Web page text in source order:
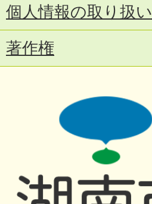
個人情報の取り扱い
著作権